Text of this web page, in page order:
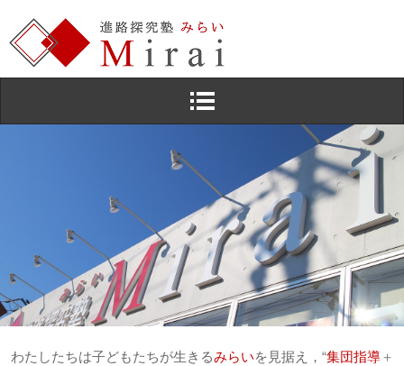
わたしたちは子どもたちが生きるみらいを見据え， “集団指導＋